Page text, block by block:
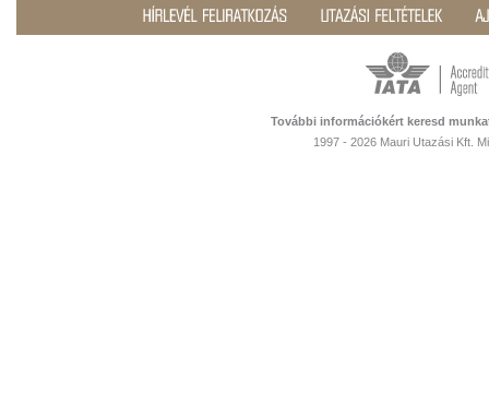
További információkért keresd
1997 - 2026 Mauri Utazási Kft.